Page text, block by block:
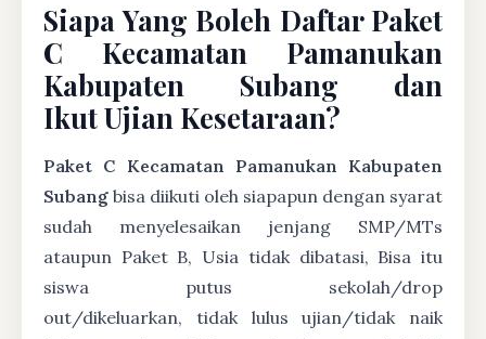
Siapa Yang Boleh Daftar Paket
C Kecamatan Pamanukan
Kabupaten Subang dan
Ikut Ujian Kesetaraan?
Paket C Kecamatan Pamanukan Kabupaten
Subang bisa diikuti oleh siapapun dengan syarat
sudah menyelesaikan jenjang SMP/MTs
ataupun Paket B, Usia tidak dibatasi, Bisa itu
siswa putus sekolah/drop
out/dikeluarkan, tidak lulus ujian/tidak naik